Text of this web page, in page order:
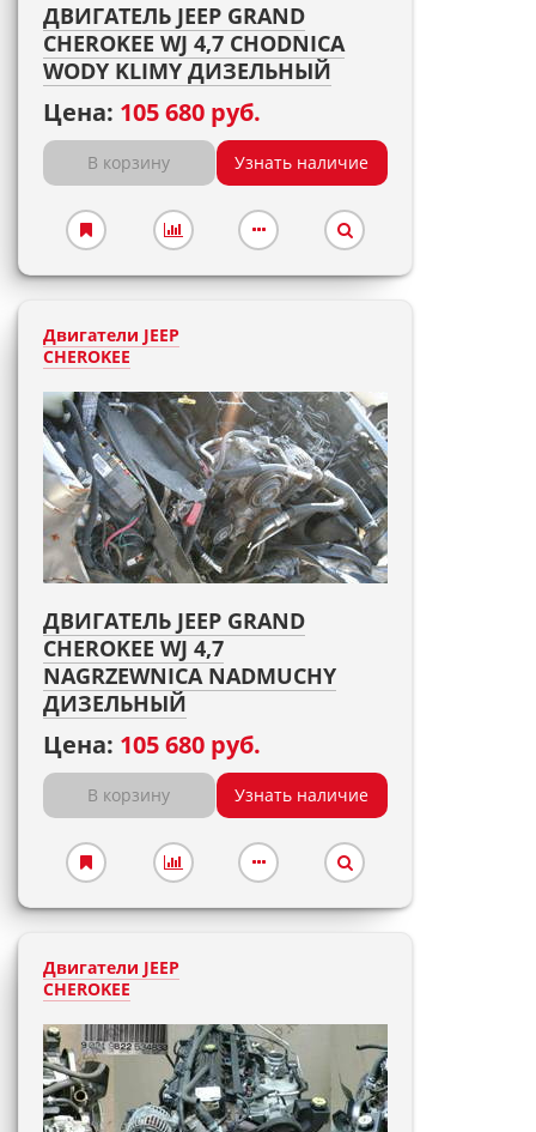
ДВИГАТЕЛЬ JEEP GRAND
CHEROKEE WJ 4,7 CHODNICA
WODY KLIMY ДИЗЕЛЬНЫЙ
Цена: 105 680 руб.
В корзину Узнать наличие
Двигатели JEEP
CHEROKEE
ДВИГАТЕЛЬ JEEP GRAND
CHEROKEE WJ 4,7
NAGRZEWNICA NADMUCHY
ДИЗЕЛЬНЫЙ
Цена: 105 680 руб.
В корзину Узнать наличие
Двигатели JEEP
CHEROKEE